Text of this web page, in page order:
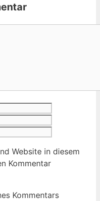
Website in diesem
Kommentar
Kommentars